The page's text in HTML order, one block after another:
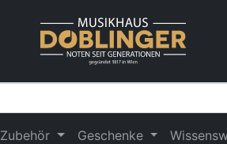
Zubehör Geschenke